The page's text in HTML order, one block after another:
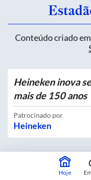
Conteúdo criado
Heineken inova
mais de 150 anos
Patrocinado por
Heineken
Quatro novos
Hoje